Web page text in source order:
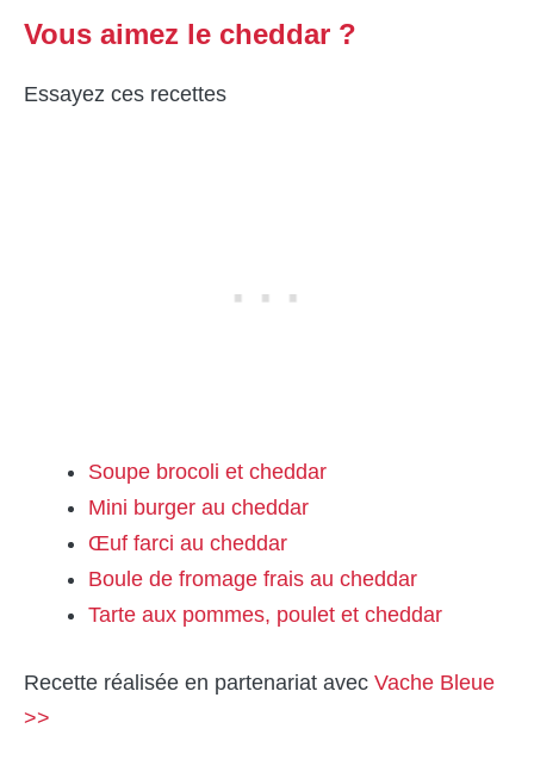
Vous aimez le cheddar ?
Essayez ces recettes
Soupe brocoli et cheddar
Mini burger au cheddar
Œuf farci au cheddar
Boule de fromage frais au cheddar
Tarte aux pommes, poulet et cheddar
Recette réalisée en partenariat avec Vache Bleue
>>